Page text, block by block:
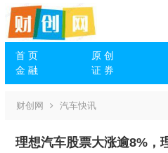
首 页 原 创
金 融
证 券
财创网 汽车快讯
理想汽车股票大涨逾8%，